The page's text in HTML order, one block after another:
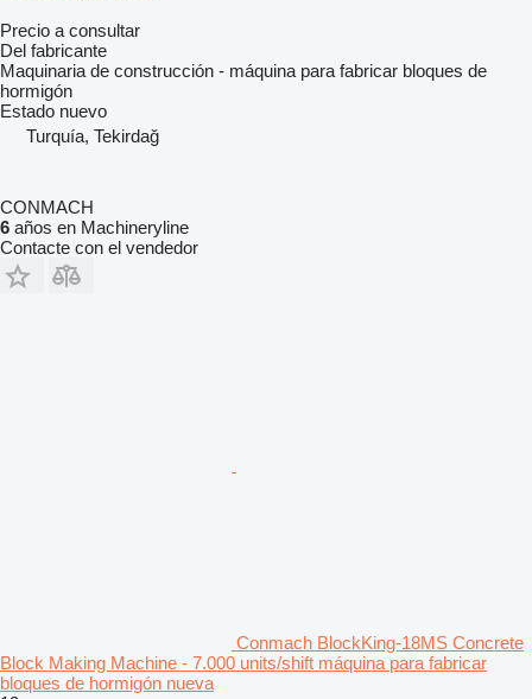
Precio a consultar
Del fabricante
Maquinaria de construcción - máquina para fabricar bloques de
hormigón
Estado nuevo
Turquía, Tekirdağ
CONMACH
6 años en Machineryline
Contacte con el vendedor
Conmach BlockKing-18MS Concrete
Block Making Machine - 7.000 units/shift máquina para fabricar
bloques de hormigón nueva